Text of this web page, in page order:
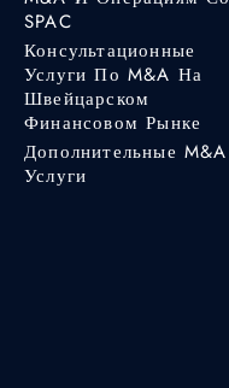
SPAC
Консультационные
Услуги По M&A На
Швейцарском
Финансовом Рынке
Дополнительные M&A
Услуги